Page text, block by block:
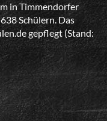
in Timmendorfer
Schülern. Das
gepflegt (Stand: